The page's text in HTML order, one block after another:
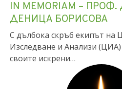
IN MEMORIAM –
ДЕНИЦА БОРИСОВА
С дълбока скръб екипът на
Изследване и Анализи (ЦИА)
своите искрени…